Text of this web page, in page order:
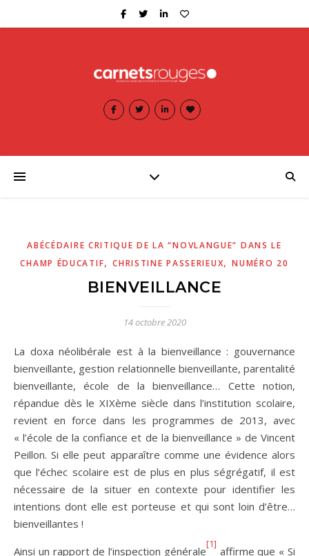
ABÉCÉDAIRE CRITIQUE DE LA “NOVLANGUE” DANS LE
CHAMP ÉDUCATIF,CHRISTINE PASSERIEUX,NUMÉRO 20
BIENVEILLANCE
14 octobre 2020
La doxa néolibérale est à la bienveillance : gouvernance
bienveillante, gestion relationnelle bienveillante, parentalité
bienveillante, école de la bienveillance… Cette notion,
répandue dès le XIXème siècle dans l’institution scolaire,
revient en force dans les programmes de 2013, avec
« l’école de la confiance et de la bienveillance » de Vincent
Peillon. Si elle peut apparaître comme une évidence alors
que l’échec scolaire est de plus en plus ségrégatif, il est
nécessaire de la situer en contexte pour identifier les
intentions dont elle est porteuse et qui sont loin d’être…
bienveillantes !
Ainsi un rapport de l’inspection générale
[1]
affirme que « Si